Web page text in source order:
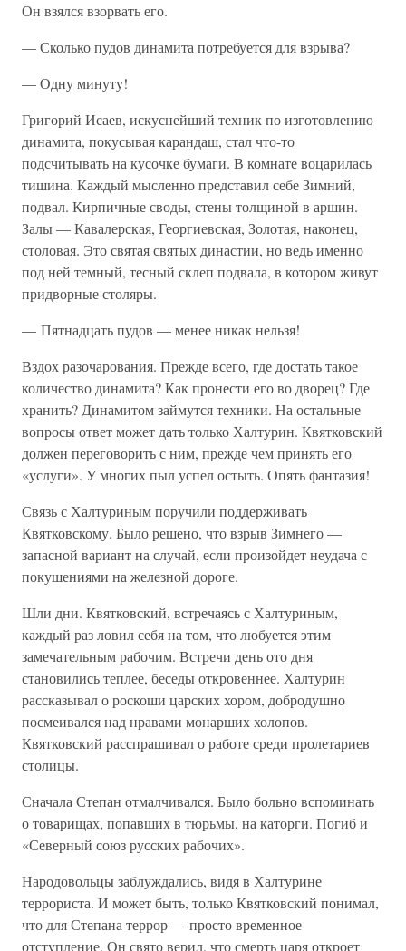
Он взялся взорвать его.
— Сколько пудов динамита потребуется для взрыва?
— Одну минуту!
Григорий Исаев, искуснейший техник по изготовлению
динамита, покусывая карандаш, стал что-то
подсчитывать на кусочке бумаги. В комнате воцарилась
тишина. Каждый мысленно представил себе Зимний,
подвал. Кирпичные своды, стены толщиной в аршин.
Залы — Кавалерская, Георгиевская, Золотая, наконец,
столовая. Это святая святых династии, но ведь именно
под ней темный, тесный склеп подвала, в котором живут
придворные столяры.
— Пятнадцать пудов — менее никак нельзя!
Вздох разочарования. Прежде всего, где достать такое
количество динамита? Как пронести его во дворец? Где
хранить? Динамитом займутся техники. На остальные
вопросы ответ может дать только Халтурин. Квятковский
должен переговорить с ним, прежде чем принять его
«услуги». У многих пыл успел остыть. Опять фантазия!
Связь с Халтуриным поручили поддерживать
Квятковскому. Было решено, что взрыв Зимнего —
запасной вариант на случай, если произойдет неудача с
покушениями на железной дороге.
Шли дни. Квятковский, встречаясь с Халтуриным,
каждый раз ловил себя на том, что любуется этим
замечательным рабочим. Встречи день ото дня
становились теплее, беседы откровеннее. Халтурин
рассказывал о роскоши царских хором, добродушно
посмеивался над нравами монарших холопов.
Квятковский расспрашивал о работе среди пролетариев
столицы.
Сначала Степан отмалчивался. Было больно вспоминать
о товарищах, попавших в тюрьмы, на каторги. Погиб и
«Северный союз русских рабочих».
Народовольцы заблуждались, видя в Халтурине
террориста. И может быть, только Квятковский понимал,
что для Степана террор — просто временное
отступление. Он свято верил, что смерть царя откроет